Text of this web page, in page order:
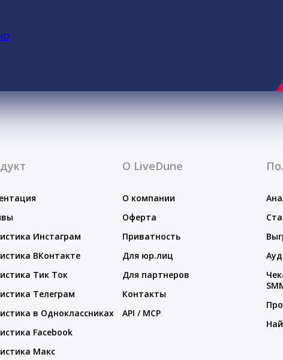
Инстаграм
ВКонтакте
Тик Ток
Телеграм
в Одноклассниках
Facebook
Макс
О LiveDune
О компании
Оферта
Приватность
Для юр.лиц
Для партнеров
Контакты
API / MCP